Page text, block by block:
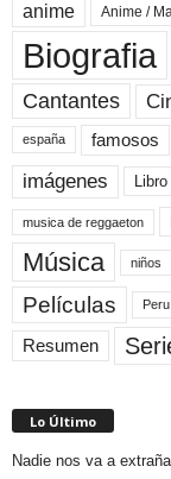
anime Anime /
Biografia
Cantantes
españa famosos
imágenes Libro
musica de reggaeton
Música niños
Películas Peru
Resumen
Lo Último
Nadie nos va a